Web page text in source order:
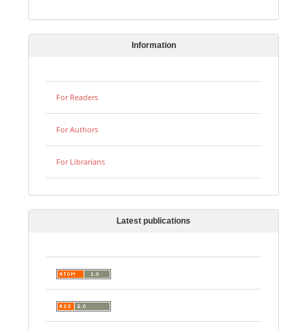
Information
For Readers
For Authors
For Librarians
Latest publications